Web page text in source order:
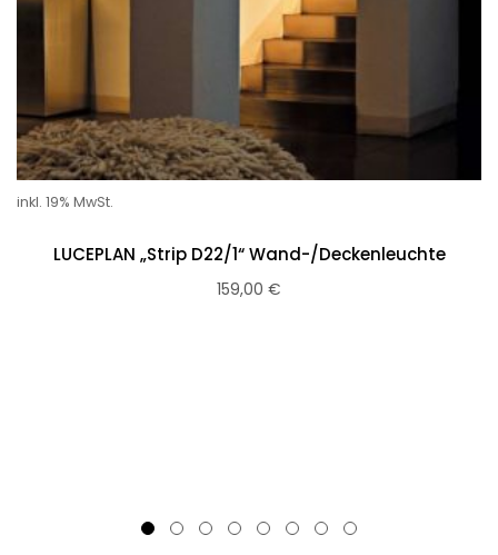
inkl. 19% MwSt.
LUCEPLAN „Strip D22/1“ Wand-/Deckenleuchte
159,00 €